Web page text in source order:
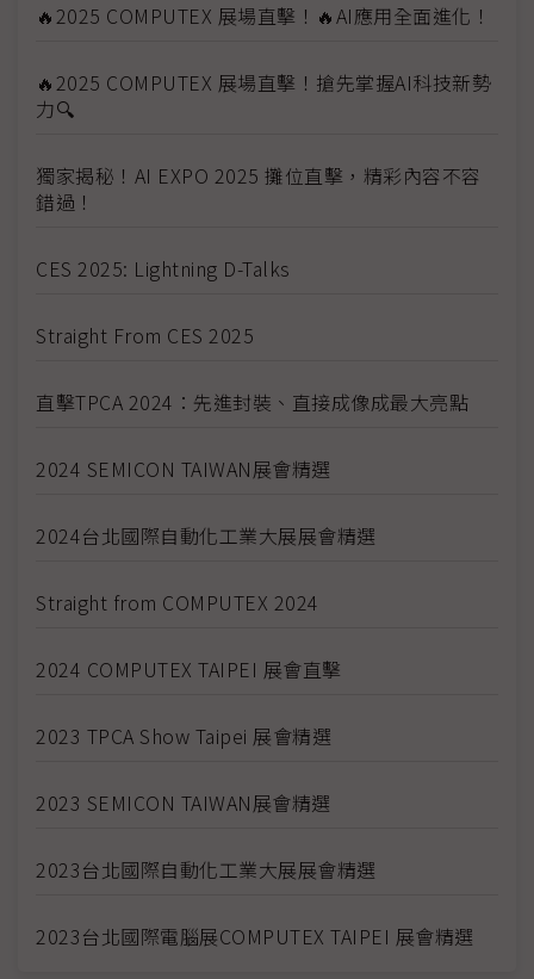
🔥2025 COMPUTEX 展場直擊！🔥AI應用全面進化！
🔥2025 COMPUTEX 展場直擊！搶先掌握AI科技新勢
力🔍
獨家揭秘！AI EXPO 2025 攤位直擊，精彩內容不容
錯過！
CES 2025: Lightning D-Talks
Straight From CES 2025
直擊TPCA 2024：先進封裝、直接成像成最大亮點
2024 SEMICON TAIWAN展會精選
2024台北國際自動化工業大展展會精選
Straight from COMPUTEX 2024
2024 COMPUTEX TAIPEI 展會直擊
2023 TPCA Show Taipei 展會精選
2023 SEMICON TAIWAN展會精選
2023台北國際自動化工業大展展會精選
2023台北國際電腦展COMPUTEX TAIPEI 展會精選